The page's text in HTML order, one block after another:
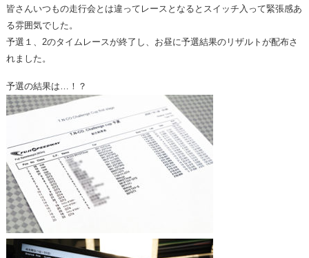
皆さんいつもの走行会とは違ってレースとなるとスイッチ入って緊張感あ
る雰囲気でした。
予選１、2のタイムレースが終了し、お昼に予選結果のリザルトが配布さ
れました。
予選の結果は…！？